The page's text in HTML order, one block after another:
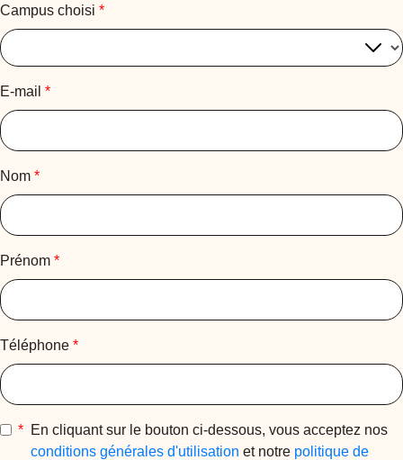
Campus choisi *
E-mail *
Nom *
Prénom *
Téléphone *
* En cliquant sur le bouton ci-dessous, vous acceptez nos
conditions générales d'utilisation et notre politique de